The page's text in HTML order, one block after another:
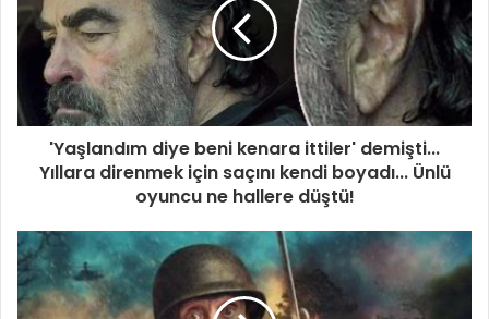
'Yaşlandım diye beni kenara ittiler' demişti...
Yıllara direnmek için saçını kendi boyadı... Ünlü
oyuncu ne hallere düştü!